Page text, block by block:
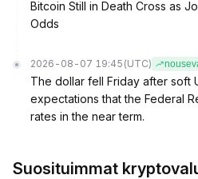
Bitcoin Still in Death Cross as
Odds
2026-08-07 19:45 (UTC)
The dollar fell Friday after soft
expectations that the Federal
rates in the near term.
Suosituimmat